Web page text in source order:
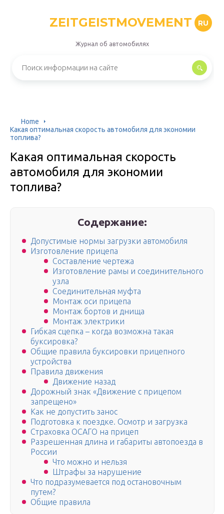
ZEITGEISTMOVEMENT RU
Журнал об автомобилях
Home
Какая оптимальная скорость автомобиля для экономии
топлива?
Какая оптимальная скорость
автомобиля для экономии
топлива?
Содержание:
Допустимые нормы загрузки автомобиля
Изготовление прицепа
Составление чертежа
Изготовление рамы и соединительного
узла
Соединительная муфта
Монтаж оси прицепа
Монтаж бортов и днища
Монтаж электрики
Гибкая сцепка – когда возможна такая
буксировка?
Общие правила буксировки прицепного
устройства
Правила движения
Движение назад
Дорожный знак «Движение с прицепом
запрещено»
Как не допустить занос
Подготовка к поездке. Осмотр и загрузка
Страховка ОСАГО на прицеп
Разрешенная длина и габариты автопоезда в
России
Что можно и нельзя
Штрафы за нарушение
Что подразумевается под остановочным
путем?
Общие правила